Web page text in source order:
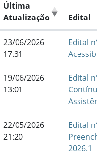
Última
Atualização
Edital
23/06/2026
17:31
Edital
19/06/2026
13:01
Edital
22/05/2026
21:20
Edital
2026.1